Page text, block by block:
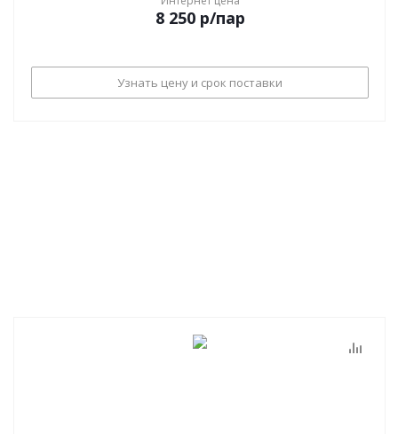
8 250р/пар
Узнать цену и срок поставки